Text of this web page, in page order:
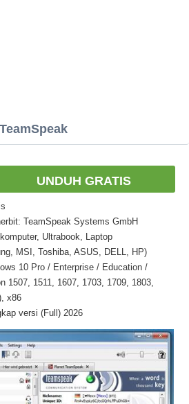
UNDUH GRATIS
TeamSpeak Systems GmbH
Ultrabook, Laptop
MSI, Toshiba, ASUS, DELL, HP)
10 Pro / Enterprise / Education /
1507, 1511, 1607, 1703, 1709, 1803,
x86
versi (Full) 2026